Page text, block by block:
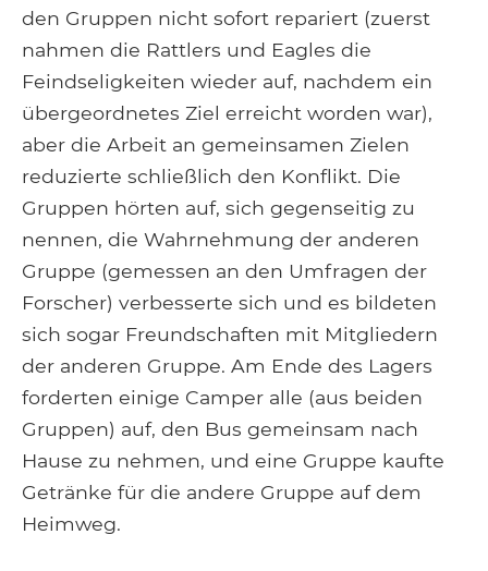
den Gruppen nicht sofort repariert (zuerst
nahmen die Rattlers und Eagles die
Feindseligkeiten wieder auf, nachdem ein
übergeordnetes Ziel erreicht worden war),
aber die Arbeit an gemeinsamen Zielen
reduzierte schließlich den Konflikt. Die
Gruppen hörten auf, sich gegenseitig zu
nennen, die Wahrnehmung der anderen
Gruppe (gemessen an den Umfragen der
Forscher) verbesserte sich und es bildeten
sich sogar Freundschaften mit Mitgliedern
der anderen Gruppe. Am Ende des Lagers
forderten einige Camper alle (aus beiden
Gruppen) auf, den Bus gemeinsam nach
Hause zu nehmen, und eine Gruppe kaufte
Getränke für die andere Gruppe auf dem
Heimweg.